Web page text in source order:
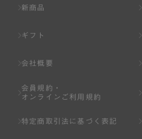
新商品
ギフト
会社概要
会員規約・
オンラインご利用規約
特定商取引法に基づく表記